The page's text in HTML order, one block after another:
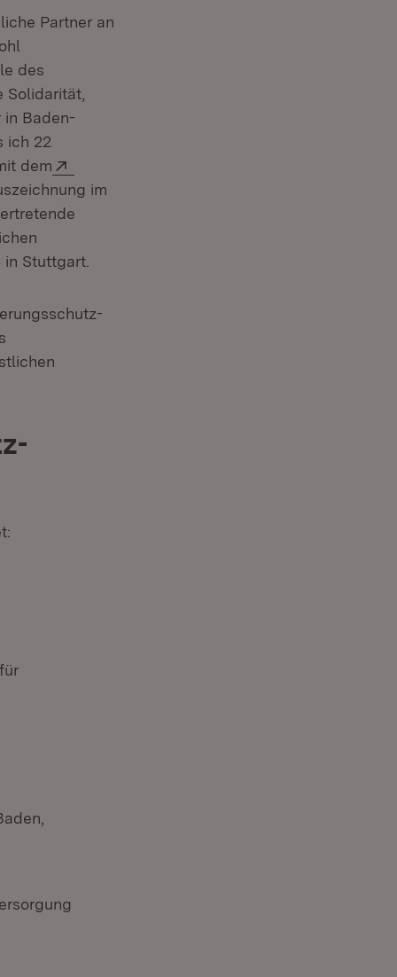
Partner an
des
Solidarität,
in Baden-
ich 22
dem
im
Stuttgart.